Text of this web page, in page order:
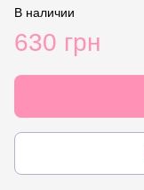
В наличии
630 грн